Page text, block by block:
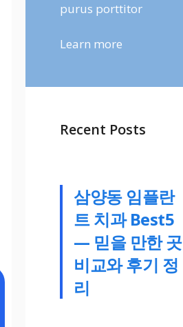
purus porttitor
Learn more
Recent Posts
삼양동 임플란
트 치과 Best5
— 믿을 만한 곳
비교와 후기 정
리